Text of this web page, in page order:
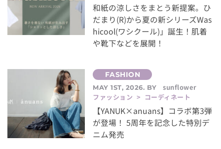
和紙の涼しさをまとう新提案。ひ
だまり(R)から夏の新シリーズWas
hicool(ワシクール)」誕生！肌着
や靴下などを展開！
MAY 1ST, 2026. BY
sunflower
ファッション > コーディネート
【YANUK×anuans】コラボ第3弾
が登場！ 5周年を記念した特別デ
ニム発売